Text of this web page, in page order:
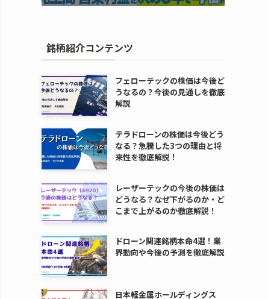
銘柄紹介コンテンツ
フェローテックの株価は今後ど
うなるの？今後の見通しを徹底
解説
テラドローンの株価は今後どう
なる？急騰した3つの理由と将
来性を徹底解説！
レーザーテックの今後の株価は
どうなる？なぜ下がるのか・ど
こまで上がるのか徹底解説！
ドローン関連銘柄本命4選！業
界動向や今後の予測を徹底解説
日本軽金属ホールディングス